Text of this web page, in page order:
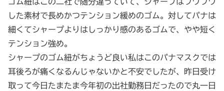
した素材で長めかつテンション緩めのゴム。対してパナは
細くてシャープよりはしっかり感のあるゴムで、やや短く
テンション強め。
シャープのゴム紐がちょうど良い私はこのパナマスクでは
耳後ろが痛くなるんじゃないかと不安でしたが、昨日受け
取って今日たまたま今年初の出社勤務日だったので丸一日